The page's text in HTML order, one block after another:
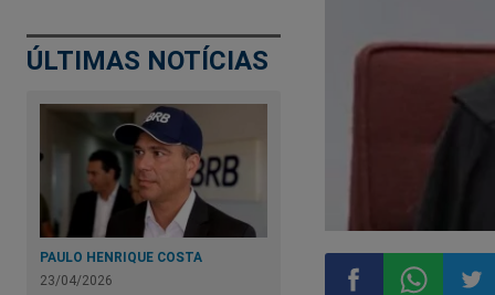
ÚLTIMAS NOTÍCIAS
PAULO HENRIQUE COSTA
23/04/2026